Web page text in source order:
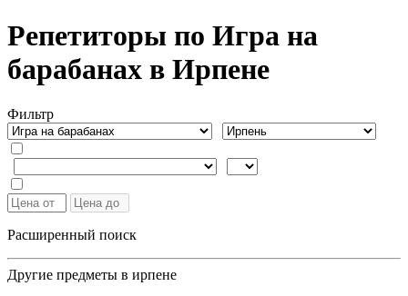
Репетиторы по Игра на
барабанах в Ирпене
Фильтр
Расширенный поиск
Другие предметы в ирпене